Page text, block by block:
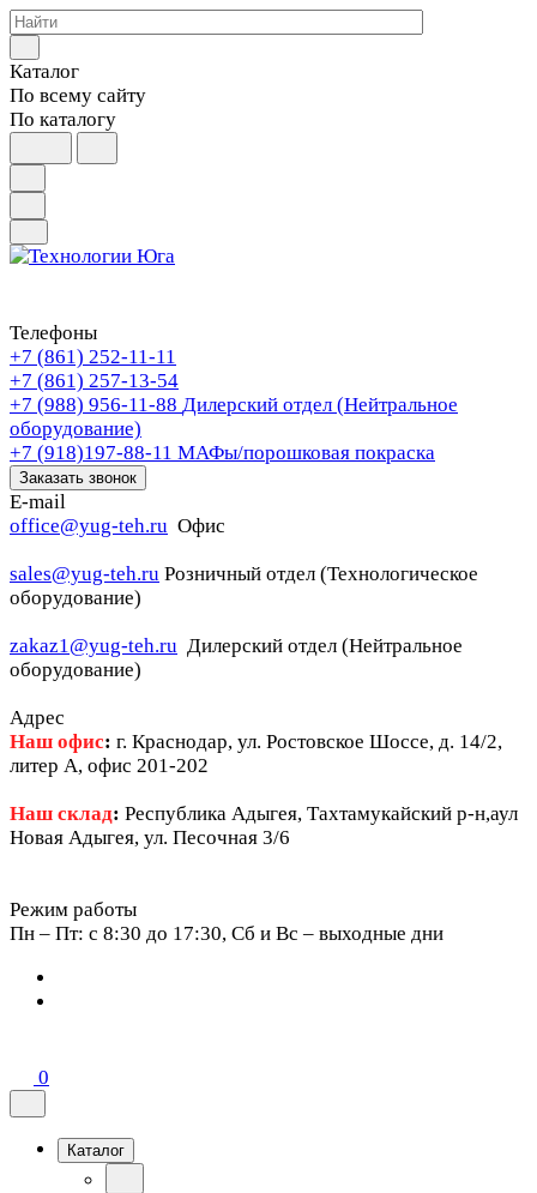
Каталог
По всему сайту
По каталогу
Телефоны
+7 (861) 252-11-11
+7 (861) 257-13-54
+7 (988) 956-11-88 Дилерский отдел (Нейтральное
оборудование)
+7 (918)197-88-11 МАФы/порошковая покраска
Заказать звонок
E-mail
office@yug-teh.ru Офис
sales@yug-teh.ru Розничный отдел (Технологическое
оборудование)
zakaz1@yug-teh.ru Дилерский отдел (Нейтральное
оборудование)
Адрес
Наш офис: г. Краснодар, ул. Ростовское Шоссе, д. 14/2,
литер А, офис 201-202
Наш склад: Республика Адыгея, Тахтамукайский р-н,аул
Новая Адыгея, ул. Песочная 3/6
Режим работы
Пн – Пт: c 8:30 до 17:30, Сб и Вс – выходные дни
0
Каталог